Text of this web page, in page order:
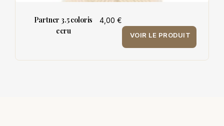
Partner 3.5 coloris
ecru
4,00 €
VOIR LE PRODUIT